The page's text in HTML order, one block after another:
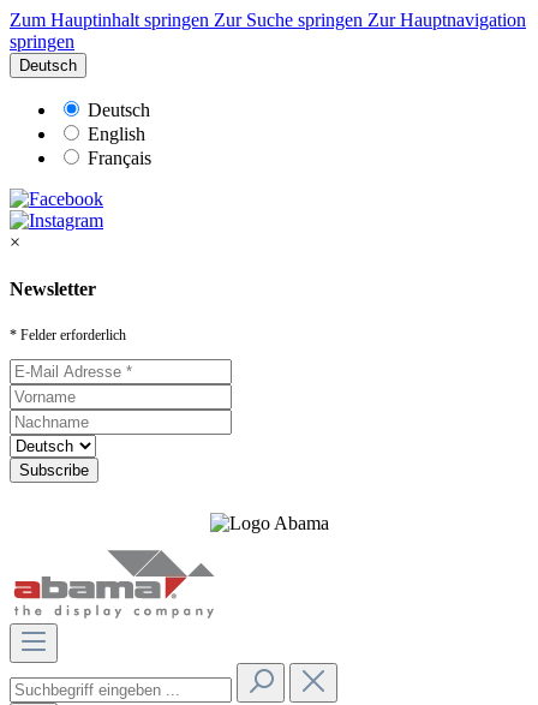
Zum Hauptinhalt springen Zur Suche springen Zur Hauptnavigation
springen
Deutsch
Deutsch
English
Français
×
Newsletter
* Felder erforderlich